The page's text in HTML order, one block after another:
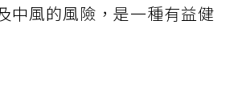
中風的風險，是一種有益健